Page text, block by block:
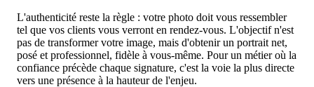
L'authenticité reste la règle : votre photo doit vous ressembler
tel que vos clients vous verront en rendez-vous. L'objectif n'est
pas de transformer votre image, mais d'obtenir un portrait net,
posé et professionnel, fidèle à vous-même. Pour un métier où la
confiance précède chaque signature, c'est la voie la plus directe
vers une présence à la hauteur de l'enjeu.